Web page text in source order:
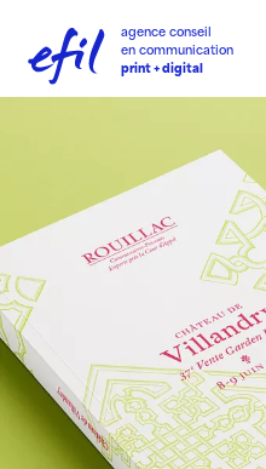
agence conseil
en communication
print + digital